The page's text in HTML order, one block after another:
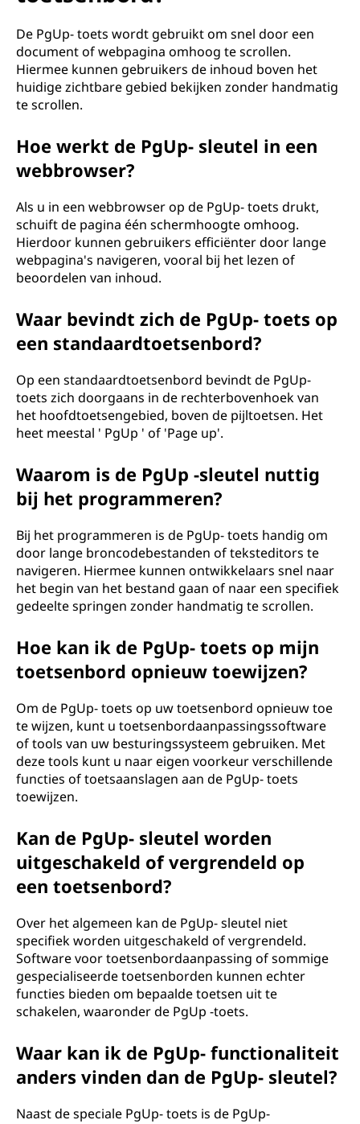
De PgUp- toets wordt gebruikt om snel door een
document of webpagina omhoog te scrollen.
Hiermee kunnen gebruikers de inhoud boven het
huidige zichtbare gebied bekijken zonder handmatig
te scrollen.
Hoe werkt de PgUp- sleutel in een
webbrowser?
Als u in een webbrowser op de PgUp- toets drukt,
schuift de pagina één schermhoogte omhoog.
Hierdoor kunnen gebruikers efficiënter door lange
webpagina's navigeren, vooral bij het lezen of
beoordelen van inhoud.
Waar bevindt zich de PgUp- toets op
een standaardtoetsenbord?
Op een standaardtoetsenbord bevindt de PgUp-
toets zich doorgaans in de rechterbovenhoek van
het hoofdtoetsengebied, boven de pijltoetsen. Het
heet meestal ' PgUp ' of 'Page up'.
Waarom is de PgUp -sleutel nuttig
bij het programmeren?
Bij het programmeren is de PgUp- toets handig om
door lange broncodebestanden of teksteditors te
navigeren. Hiermee kunnen ontwikkelaars snel naar
het begin van het bestand gaan of naar een specifiek
gedeelte springen zonder handmatig te scrollen.
Hoe kan ik de PgUp- toets op mijn
toetsenbord opnieuw toewijzen?
Om de PgUp- toets op uw toetsenbord opnieuw toe
te wijzen, kunt u toetsenbordaanpassingssoftware
of tools van uw besturingssysteem gebruiken. Met
deze tools kunt u naar eigen voorkeur verschillende
functies of toetsaanslagen aan de PgUp- toets
toewijzen.
Kan de PgUp- sleutel worden
uitgeschakeld of vergrendeld op
een toetsenbord?
Over het algemeen kan de PgUp- sleutel niet
specifiek worden uitgeschakeld of vergrendeld.
Software voor toetsenbordaanpassing of sommige
gespecialiseerde toetsenborden kunnen echter
functies bieden om bepaalde toetsen uit te
schakelen, waaronder de PgUp -toets.
Waar kan ik de PgUp- functionaliteit
anders vinden dan de PgUp- sleutel?
Naast de speciale PgUp- toets is de PgUp-